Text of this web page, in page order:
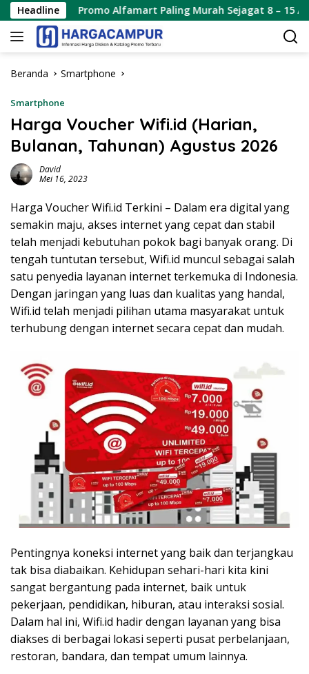
Langsung
ke
konten
Headline
Promo Alfamart Paling Murah Sejagat 8 – 15 Agustus 2026
Beranda Smartphone
Smartphone
Harga Voucher Wifi.id (Harian,
Bulanan, Tahunan) Agustus 2026
David
Mei 16, 2023
Harga Voucher Wifi.id Terkini – Dalam era digital yang
semakin maju, akses internet yang cepat dan stabil
telah menjadi kebutuhan pokok bagi banyak orang. Di
tengah tuntutan tersebut, Wifi.id muncul sebagai salah
satu penyedia layanan internet terkemuka di Indonesia.
Dengan jaringan yang luas dan kualitas yang handal,
Wifi.id telah menjadi pilihan utama masyarakat untuk
terhubung dengan internet secara cepat dan mudah.
Pentingnya koneksi internet yang baik dan terjangkau
tak bisa diabaikan. Kehidupan sehari-hari kita kini
sangat bergantung pada internet, baik untuk
pekerjaan, pendidikan, hiburan, atau interaksi sosial.
Dalam hal ini, Wifi.id hadir dengan layanan yang bisa
diakses di berbagai lokasi seperti pusat perbelanjaan,
restoran, bandara, dan tempat umum lainnya.